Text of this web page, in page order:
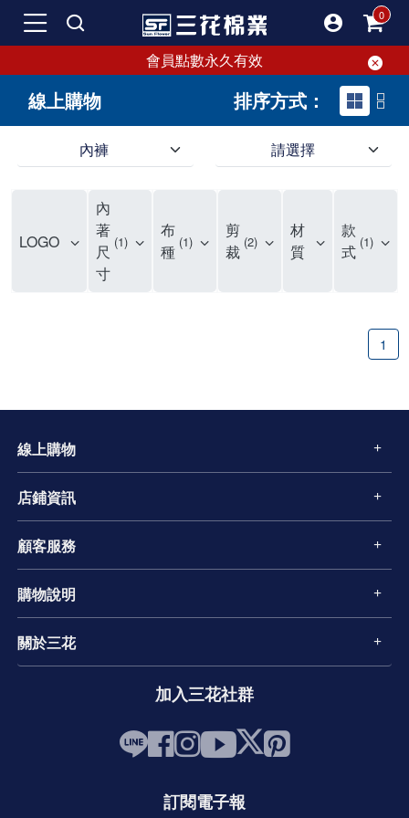
會員點數永久有效
線上購物 排序方式：
內褲 請選擇
LOGO
內
著
尺
寸
1
布
種 1
剪
裁 2
材
質
款
式 1
1
線上購物
店鋪資訊
顧客服務
購物說明
關於三花
加入三花社群
訂閱電子報